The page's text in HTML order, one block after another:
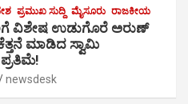
ಪ್ರಮುಖ ಸುದ್ದಿ ಮೈಸೂರು ರಾಜಕೀಯ
ಉಡುಗೊರೆ ಅರುಣ್
ಮಾಡಿದ ಸ್ವಾಮಿ
newsdesk